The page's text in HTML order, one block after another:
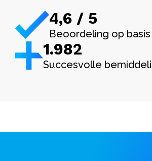
4,6 / 5
Beoordeling op
1.982
Succesvolle